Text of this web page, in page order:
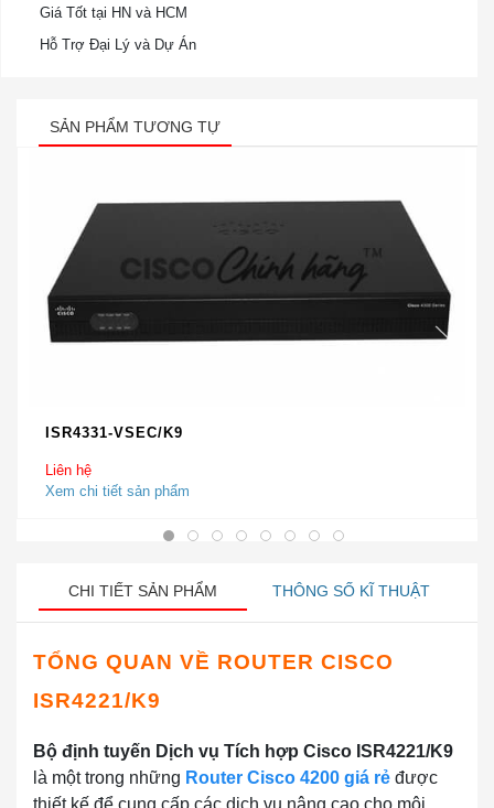
Giá Tốt tại HN và HCM
Hỗ Trợ Đại Lý và Dự Án
SẢN PHẨM TƯƠNG TỰ
ISR4331-VSEC/K9
Liên hệ
Xem chi tiết sản phẩm
CHI TIẾT SẢN PHẨM THÔNG SỐ KĨ THUẬT
TỔNG QUAN VỀ ROUTER CISCO
ISR4221/K9
Bộ định tuyến Dịch vụ Tích hợp Cisco ISR4221/K9
là một trong những Router Cisco 4200 giá rẻ được
thiết kế để cung cấp các dịch vụ nâng cao cho môi